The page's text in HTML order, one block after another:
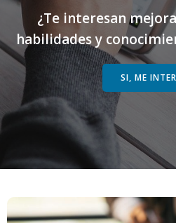
¿Te interesan
habilidades y
SI, ME